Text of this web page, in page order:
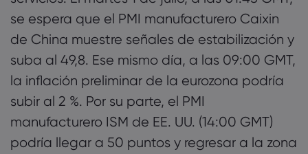
junio
5. Viernes, 4 de julio de 2025: [05:45 GMT]
Tasa de desempleo de Suiza de junio, [09:00
GMT] IPP interanual de la eurozona de mayo
se espera que el PMI manufacturero Caixin
de China muestre señales de estabilización y
suba al 49,8. Ese mismo día, a las 09:00 GMT,
la inflación preliminar de la eurozona podría
subir al 2 %. Por su parte, el PMI
manufacturero ISM de EE. UU. (14:00 GMT)
podría llegar a 50 puntos y regresar a la zona